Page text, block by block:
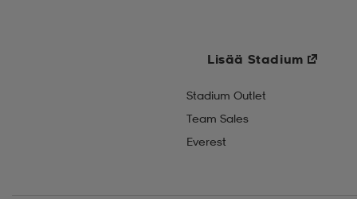
Lisää Stadium
Stadium Outlet
Team Sales
Everest